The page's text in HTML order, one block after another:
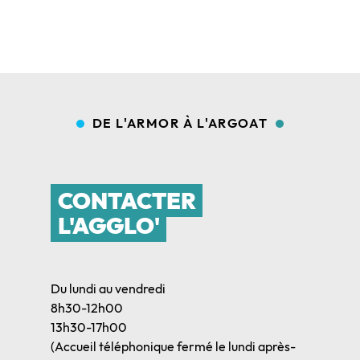
DE L'ARMOR À L'ARGOAT
CONTACTER
L'AGGLO'
Du lundi au vendredi
8h30-12h00
13h30-17h00
(Accueil téléphonique fermé le lundi après-